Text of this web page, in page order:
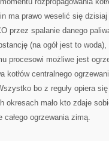
ma prawo weselić się
przez spalanie danego
(na ogół jest to
procesowi możliwe jest
kotłów centralnego
bo z reguły opiera
okresach mało kto zdaje
ogrzewania zimą.